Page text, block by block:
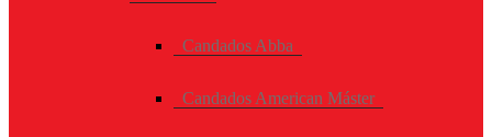
Candados Abba
Candados American Máster